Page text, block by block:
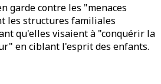
garde contre les "menaces
les structures familiales
qu'elles visaient à "conquérir la
en ciblant l'esprit des enfants.